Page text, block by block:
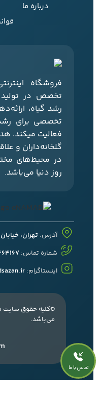
درباره ما
فروشگاه
تخصص در تولید
رشد گیاه،
تخصصی برای
فعالیت میکند.
گلخانه‌داران و
در محیط‌های
روز دنیا می‌باشد.
آدرس: تهران،
شماره تماس:
اینستاگرام:
©کلیه حقوق سایت
می‌باشد.